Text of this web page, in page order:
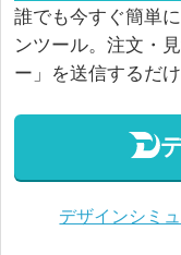
誰でも今すぐ簡単
ンツール。注文・
ー」を送信するだ
デザインシミ